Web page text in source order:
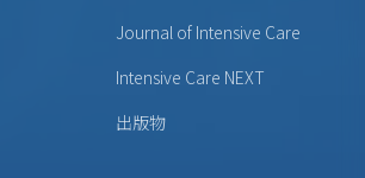
Journal of Intensive Care
Intensive Care NEXT
出版物